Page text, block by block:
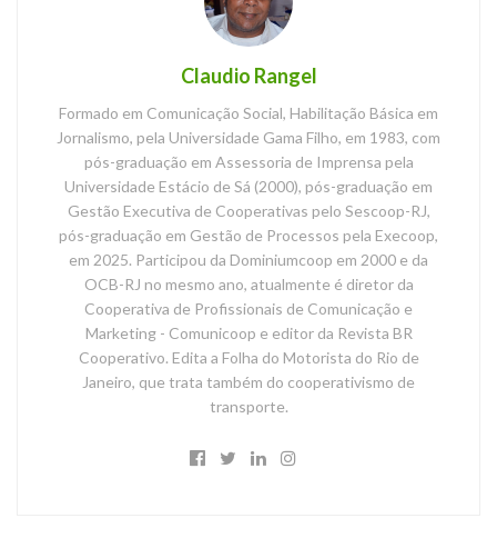
Claudio Rangel
Formado em Comunicação Social, Habilitação Básica em
Jornalismo, pela Universidade Gama Filho, em 1983, com
pós-graduação em Assessoria de Imprensa pela
Universidade Estácio de Sá (2000), pós-graduação em
Gestão Executiva de Cooperativas pelo Sescoop-RJ,
pós-graduação em Gestão de Processos pela Execoop,
em 2025. Participou da Dominiumcoop em 2000 e da
OCB-RJ no mesmo ano, atualmente é diretor da
Cooperativa de Profissionais de Comunicação e
Marketing - Comunicoop e editor da Revista BR
Cooperativo. Edita a Folha do Motorista do Rio de
Janeiro, que trata também do cooperativismo de
transporte.